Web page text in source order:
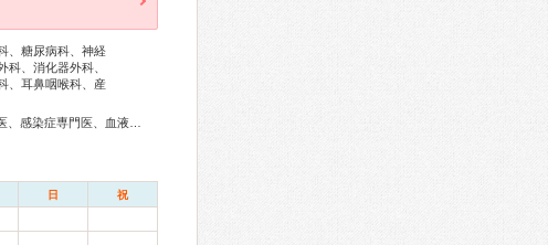
、糖尿病科、神経
科、消化器外科、
、耳鼻咽喉科、産
日 祝